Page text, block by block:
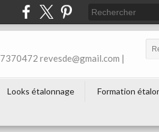
revesde@gmail.com |
Looks étalonnage Formation